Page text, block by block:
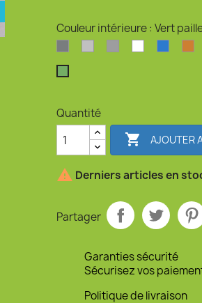
Couleur intérieure : Vert
Quantité
 AJOUTER
 Derniers articles en
Partager
Garanties sécurité
Sécurisez vos
Politique de livraison